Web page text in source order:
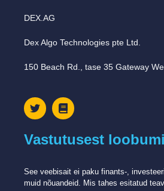
DEX.AG
Dex Algo Technologies pte Ltd.
150 Beach Rd., tase 35 Gateway
Vastutusest
See veebisait ei paku finants-,
muid nõuandeid. Mis tahes esitatud